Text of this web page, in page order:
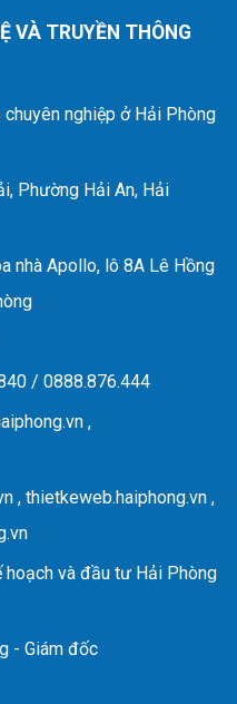
VÀ TRUYỀN THÔNG
nghiệp ở Hải Phòng
Phường Hải An, Hải
nhà Apollo, lô 8A Lê Hồng
/ 0888.876.444
,
, thietkeweb.haiphong.vn ,
và đầu tư Hải Phòng
- Giám đốc